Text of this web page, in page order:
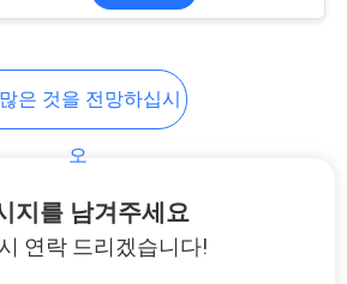
은 것을 전망하십시
오
지를 남겨주세요
연락 드리겠습니다!